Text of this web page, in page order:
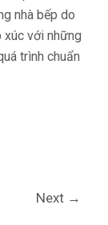
nhà bếp do
với những
trình chuẩn
Next →